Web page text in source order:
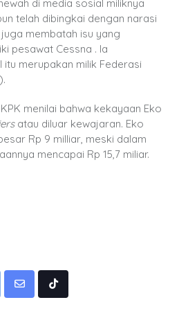
di media sosial miliknya
telah dibingkai dengan narasi
membatah isu yang
pesawat Cessna . Ia
merupakan milik Federasi
menilai bahwa kekayaan Eko
atau diluar kewajaran. Eko
Rp 9 milliar, meski dalam
mencapai Rp 15,7 miliar.
Share
Tiktok